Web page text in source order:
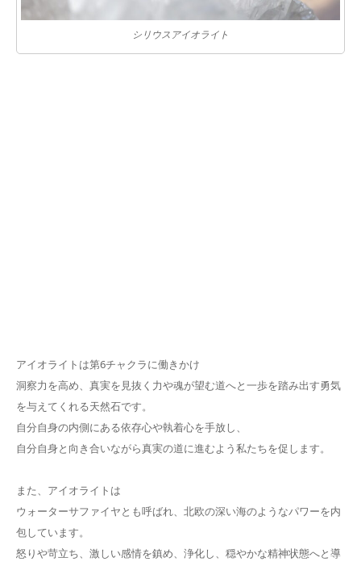
シリウスアイオライト
アイオライトは第6チャクラに働きかけ
洞察力を高め、真実を見抜く力や魂が望む道へと一歩を踏み出す勇気
を与えてくれる天然石です。
自分自身の内側にある依存心や執着心を手放し、
自分自身と向き合いながら真実の道に進むよう私たちを促します。
また、アイオライトは
ウォーターサファイヤとも呼ばれ、北欧の深い海のようなパワーを内
包しています。
怒りや苛立ち、激しい感情を鎮め、浄化し、穏やかな精神状態へと導